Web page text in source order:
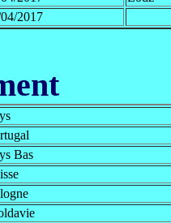
2017
Bas